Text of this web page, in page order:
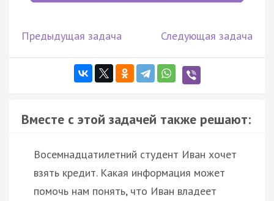
Предыдущая задача Следующая задача
Вместе с этой задачей также решают:
Восемнадцатилетний студент Иван хочет
взять кредит. Какая информация может
помочь нам понять, что Иван владеет